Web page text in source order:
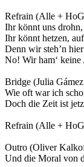
Refrain (Alle +
Ihr könnt uns
Ihr könnt hetzen,
Denn wir steh’n
No! Wir ham‘ keine
Bridge (Julia
Wie oft war ich
Doch die Zeit ist
Refrain (Alle +
Outro (Oliver
Und die Moral von